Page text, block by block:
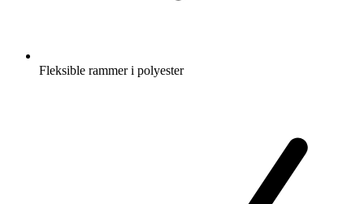
Fleksible rammer i polyester